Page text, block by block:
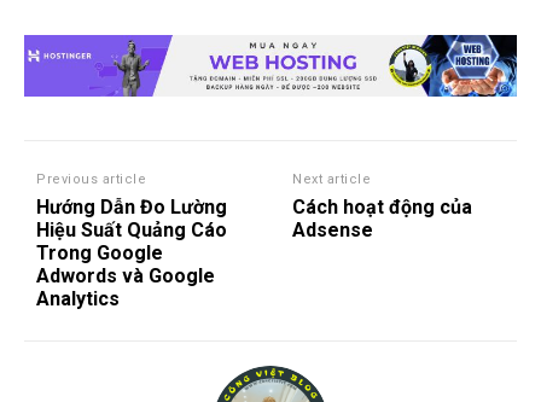
Previous article
Hướng Dẫn Đo Lường
Hiệu Suất Quảng Cáo
Trong Google
Adwords và Google
Analytics
Next article
Cách hoạt động của
Adsense